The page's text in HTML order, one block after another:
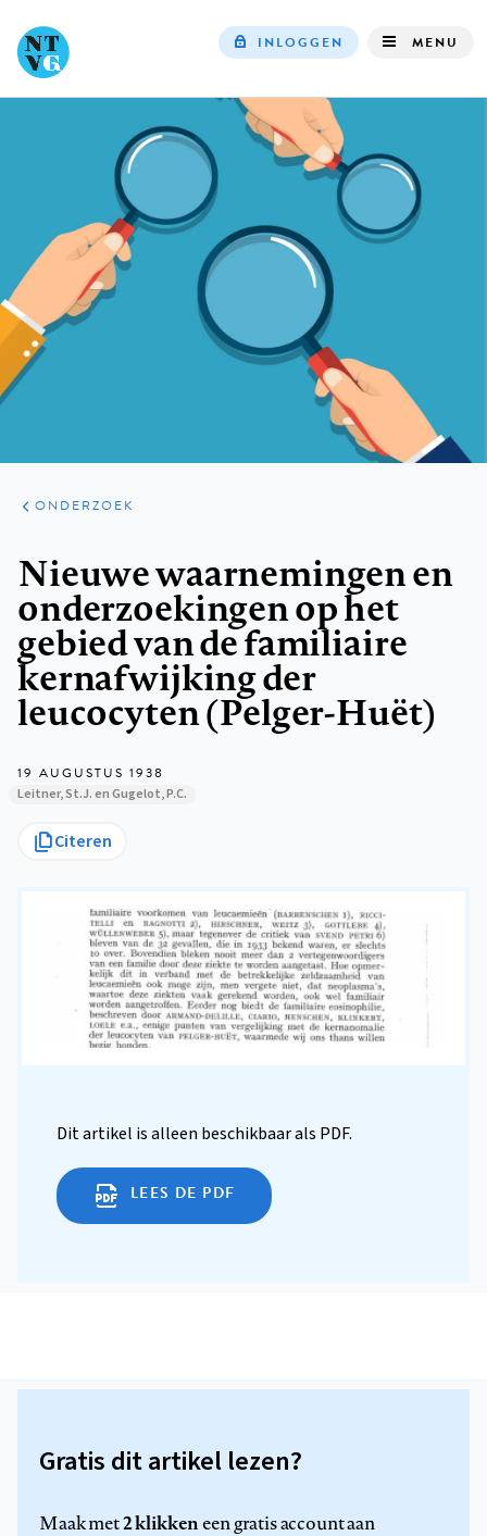
INLOGGEN MENU
ARTIKELEN
ONDERZOEK
ONDERZOEK
Nieuwe waarnemingen en
onderzoekingen op het
gebied van de familiaire
kernafwijking der
leucocyten (Pelger-Huët)
19 AUGUSTUS 1938
Leitner, St.J. en Gugelot, P.C.
Citeren
Dit artikel is alleen beschikbaar als PDF.
LEES DE PDF
Gratis dit artikel lezen?
Maak met2 klikkeneen gratis account aan